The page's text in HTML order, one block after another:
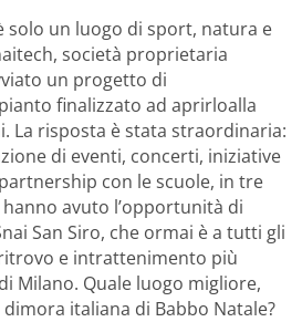
solo un luogo di sport, natura e
società proprietaria
un progetto di
finalizzato ad aprirloalla
La risposta è stata straordinaria:
di eventi, concerti, iniziative
con le scuole, in tre
avuto l’opportunità di
San Siro, che ormai è a tutti gli
e intrattenimento più
Milano. Quale luogo migliore,
italiana di Babbo Natale?